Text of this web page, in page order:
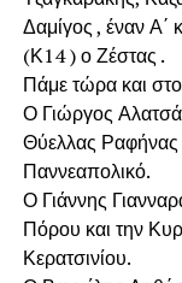
Δαμίγος , έναν
(Κ14 ) ο Ζέστας .
Πάμε τώρα και
Ο Γιώργος
Θύελλας Ραφήνας
Παννεαπολικό.
Ο Γιάννης
Πόρου και την
Κερατσινίου.